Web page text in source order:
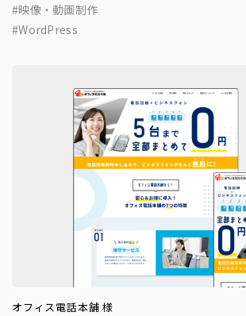
映像・動画制作
WordPress
オフィス電話本舗 様